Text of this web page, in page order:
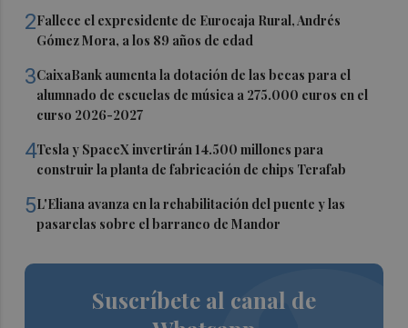
2Fallece el expresidente de Eurocaja Rural, Andrés
Gómez Mora, a los 89 años de edad
3CaixaBank aumenta la dotación de las becas para el
alumnado de escuelas de música a 275.000 euros en el
curso 2026-2027
4Tesla y SpaceX invertirán 14.500 millones para
construir la planta de fabricación de chips Terafab
5L'Eliana avanza en la rehabilitación del puente y las
pasarelas sobre el barranco de Mandor
Suscríbete al canal de